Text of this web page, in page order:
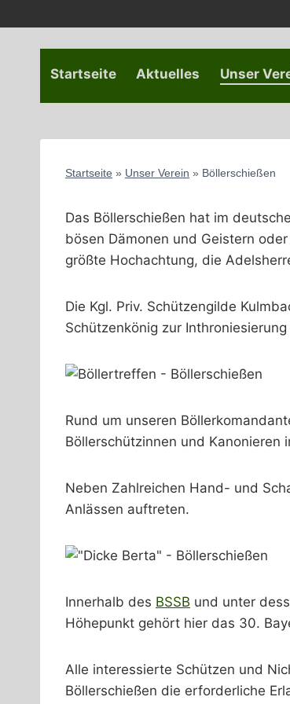
Inhalt
springen
Startseite
Aktuelles Unser
Startseite » Unser Verein » Böllerschießen
Das Böllerschießen hat im
bösen Dämonen und Geistern
größte Hochachtung, die
Die Kgl. Priv. Schützengilde
Schützenkönig zur
Rund um unseren
Böllerschützinnen und
Neben Zahlreichen Hand- und
Anlässen auftreten.
Innerhalb des BSSB und unter
Höhepunkt gehört hier das 30.
Alle interessierte Schützen und
Böllerschießen die erforderliche